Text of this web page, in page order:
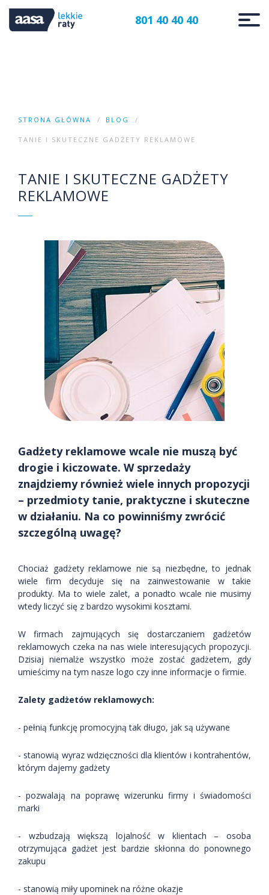
801 40 40 40
STRONA GŁÓWNA BLOG
TANIE I SKUTECZNE GADŻETY REKLAMOWE
TANIE I SKUTECZNE GADŻETY
REKLAMOWE
Gadżety reklamowe wcale nie muszą być
drogie i kiczowate. W sprzedaży
znajdziemy również wiele innych propozycji
– przedmioty tanie, praktyczne i skuteczne
w działaniu. Na co powinniśmy zwrócić
szczególną uwagę?
Chociaż gadżety reklamowe nie są niezbędne, to jednak
wiele firm decyduje się na zainwestowanie w takie
produkty. Ma to wiele zalet, a ponadto wcale nie musimy
wtedy liczyć się z bardzo wysokimi kosztami.
W firmach zajmujących się dostarczaniem gadżetów
reklamowych czeka na nas wiele interesujących propozycji.
Dzisiaj niemalże wszystko może zostać gadżetem, gdy
umieścimy na tym nasze logo czy inne informacje o firmie.
Zalety gadżetów reklamowych:
- pełnią funkcję promocyjną tak długo, jak są używane
- stanowią wyraz wdzięczności dla klientów i kontrahentów,
którym dajemy gadżety
- pozwalają na poprawę wizerunku firmy i świadomości
marki
- wzbudzają większą lojalność w klientach – osoba
otrzymująca gadżet jest bardzie skłonna do ponownego
zakupu
- stanowią miły upominek na różne okazje